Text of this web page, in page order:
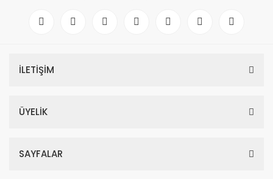
İLETİŞİM
ÜYELİK
SAYFALAR